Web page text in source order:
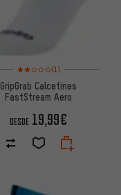
Valoración media: 2 de 5
(1)
GripGrab Calcetines
FastStream Aero
DESDE 19,99€